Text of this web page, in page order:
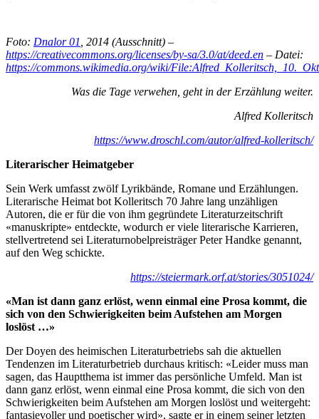
Foto: Dnalor 01 , 2014 (Ausschnitt) –
https://creativecommons.org/licenses/by-sa/3.0/at/deed.en – Datei:
https://commons.wikimedia.org/wiki/
Was die Tage verwehen, geht in der Erzählung weiter.
Alfred Kolleritsch
https://www.droschl.com/autor/alfred-kolleritsch/
Literarischer Heimatgeber
Sein Werk umfasst zwölf Lyrikbände, Romane und Erzählungen.
Literarische Heimat bot Kolleritsch 70 Jahre lang unzähligen
Autoren, die er für die von ihm gegründete Literaturzeitschrift
«manuskripte» entdeckte, wodurch er viele literarische Karrieren,
stellvertretend sei Literaturnobelpreisträger Peter Handke genannt,
auf den Weg schickte.
https://steiermark.orf.at/stories/3051024/
«Man ist dann ganz erlöst, wenn einmal eine Prosa kommt, die
sich von den Schwierigkeiten beim Aufstehen am Morgen
loslöst …»
Der Doyen des heimischen Literaturbetriebs sah die aktuellen
Tendenzen im Literaturbetrieb durchaus kritisch: «Leider muss man
sagen, das Hauptthema ist immer das persönliche Umfeld. Man ist
dann ganz erlöst, wenn einmal eine Prosa kommt, die sich von den
Schwierigkeiten beim Aufstehen am Morgen loslöst und weitergeht:
fantasievoller und poetischer wird», sagte er in einem seiner letzten